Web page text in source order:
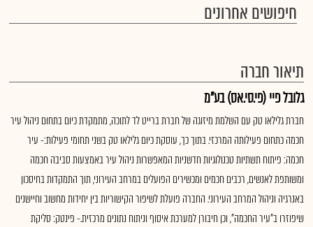
חיפושים אחרונים
תיאור חברה
גלובל פיי (פי.סי.אס) בע"מ
חברת גלילאו טק עם השלמת מיזוגה של חברת ברייט לד לתוכה, מתמקדת כיום בתחום ניהול עיר
חכמה כתחום פעילותה המרכזי. בתוך כך, עוסקת כיום גלילאו טק בשני תחומי פעילות:- עיר
חכמה: פיתוח תשתיות טכנולוגיות חדשניות המאפשרות ניהול עיר באמצעות סביבה חכמה
ומשותפת לאנשים, רכבים חכמים ומכשירים הפועלים במרחב העירוני, תוך התמקדות בחיסכון
באנרגיה וניהול המרחב העירוני. החברה פועלת לשיפור הקישוריות בין יחידות מחשוב וחיישנים
שיפוזרו ב"עיר החכמה", וכן חיבורן למערכת איסוף וניתוח נתונים מרכזית.- פינטק: סליקת